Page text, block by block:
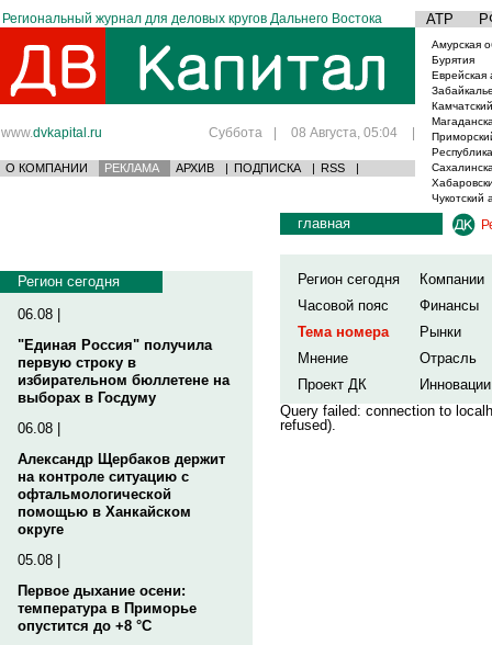
Региональный журнал для деловых кругов Дальнего Востока АТР
www.dvkapital.ru Суббота | 08 Августа, 05:04 |
О КОМПАНИИ РЕКЛАМА АРХИВ | ПОДПИСКА | RSS |
Амурская
Бурятия
Еврейская
Чукотский
Регион сегодня
06.08 |
"Единая Россия" получила
первую строку в
избирательном бюллетене на
выборах в Госдуму
06.08 |
Александр Щербаков держит
на контроле ситуацию с
офтальмологической
помощью в Ханкайском
округе
05.08 |
Первое дыхание осени:
температура в Приморье
опустится до +8 °C
главная
Регион сегодня
Компании
Часовой пояс
Финансы
Тема номера
Рынки
Мнение
Отрасль
Проект ДК
Инновации
Query failed: connection to
refused).